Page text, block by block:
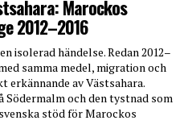
Marockos
2012–2016
isolerad händelse. Redan 2012–
samma medel, migration och
av Västsahara.
Södermalm och den tystnad som
stöd för Marockos